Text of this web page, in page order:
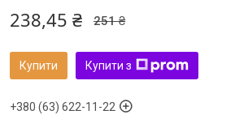
251 ₴
238,45 ₴
Купити Купити з
+380 (63) 622-11-22